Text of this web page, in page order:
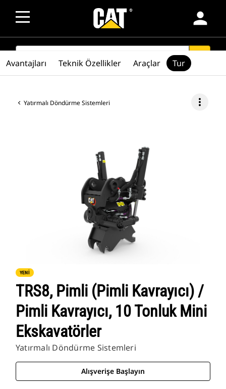
person
SEARCH
Yatırmalı Döndürme Sistemleri more_vert
YENİ
TRS8, Pimli (Pimli Kavrayıcı) /
Pimli Kavrayıcı, 10 Tonluk Mini
Ekskavatörler
Yatırmalı Döndürme Sistemleri
Alışverişe Başlayın
Avantajları Teknik Özellikler Araçlar Tur